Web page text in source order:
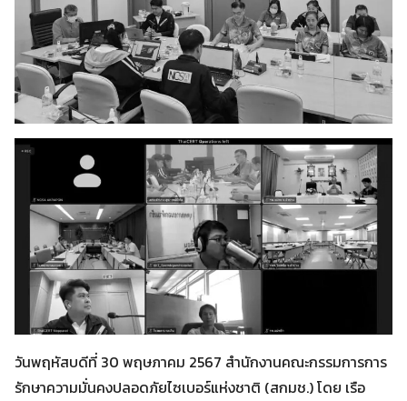
Search
for:
Search
วันพฤหัสบดีที่ 30 พฤษภาคม 2567 สำนักงานคณะกรรมการการ
รักษาความมั่นคงปลอดภัยไซเบอร์แห่งชาติ (สกมช.) โดย เรือ